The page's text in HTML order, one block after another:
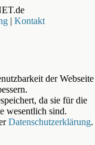
| Kontakt
der Webseite
da sie für die
wesentlich sind.
Datenschutzerklärung.